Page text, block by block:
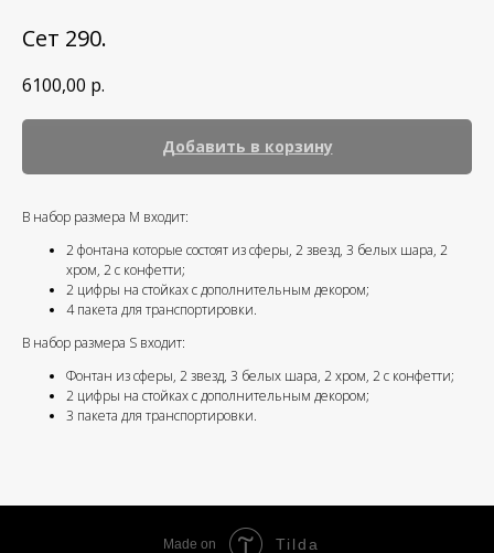
Сет 290.
6100,00 р.
Добавить в корзину
В набор размера M входит:
2 фонтана которые состоят из сферы, 2 звезд, 3 белых шара, 2
хром, 2 с конфетти;
2 цифры на стойках с дополнительным декором;
4 пакета для транспортировки.
В набор размера S входит:
Фонтан из сферы, 2 звезд, 3 белых шара, 2 хром, 2 с конфетти;
2 цифры на стойках с дополнительным декором;
3 пакета для транспортировки.
Made on Tilda